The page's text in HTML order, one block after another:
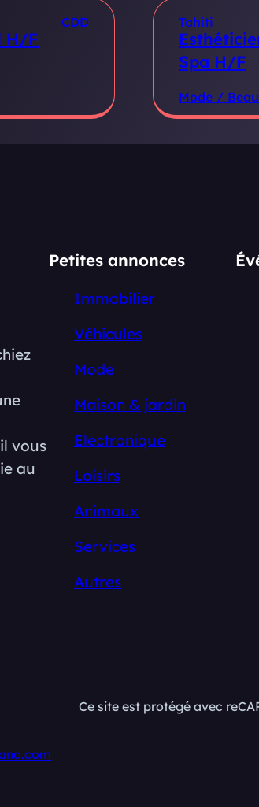
CDD
H/F
Tahiti
Spa H/F
Mode /
vous
au
Petites annonces
Immobilier
Véhicules
Mode
Maison & jardin
Electronique
Loisirs
Animaux
Services
Autres
Ce site est protégé avec